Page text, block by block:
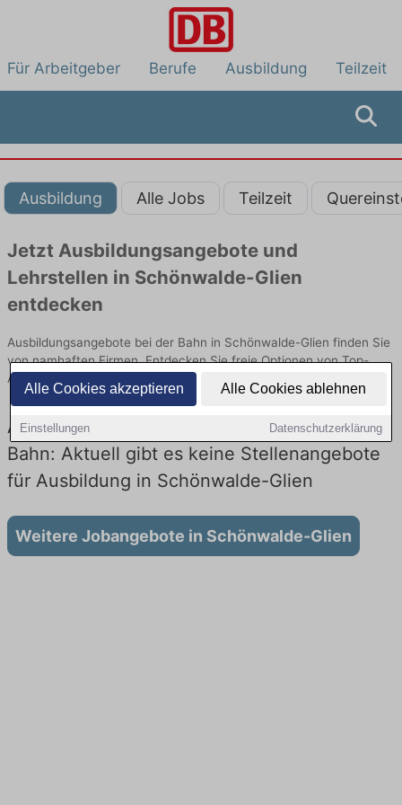
Alle Cookies akzeptieren Alle Cookies ablehnen
Einstellungen Datenschutzerklärung
Für Arbeitgeber Berufe Ausbildung Teilzeit
Ausbildung Alle Jobs Teilzeit
Jetzt Ausbildungsangebote und
Lehrstellen in Schönwalde-Glien
entdecken
Ausbildungsangebote bei der Bahn in Schönwalde-Glien finden Sie
von namhaften Firmen. Entdecken Sie freie Optionen von Top-
Arbeitgebern und bewerben Sie sich noch heute.
Ausbildung in Schönwalde-Glien bei der
Bahn: Aktuell gibt es keine Stellenangebote
für Ausbildung in Schönwalde-Glien
Weitere Jobangebote in Schönwalde-Glien